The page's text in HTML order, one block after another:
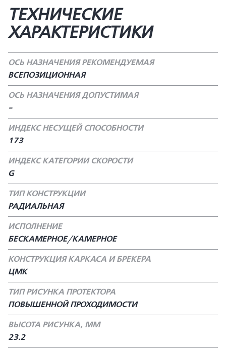
ТЕХНИЧЕСКИЕ
ХАРАКТЕРИСТИКИ
ОСЬ НАЗНАЧЕНИЯ РЕКОМЕНДУЕМАЯ
ВСЕПОЗИЦИОННАЯ
ОСЬ НАЗНАЧЕНИЯ ДОПУСТИМАЯ
-
ИНДЕКС НЕСУЩЕЙ СПОСОБНОСТИ
173
ИНДЕКС КАТЕГОРИИ СКОРОСТИ
G
ТИП КОНСТРУКЦИИ
РАДИАЛЬНАЯ
ИСПОЛНЕНИЕ
БЕСКАМЕРНОЕ/КАМЕРНОЕ
КОНСТРУКЦИЯ КАРКАСА И БРЕКЕРА
ЦМК
ТИП РИСУНКА ПРОТЕКТОРА
ПОВЫШЕННОЙ ПРОХОДИМОСТИ
ВЫСОТА РИСУНКА, ММ
23.2